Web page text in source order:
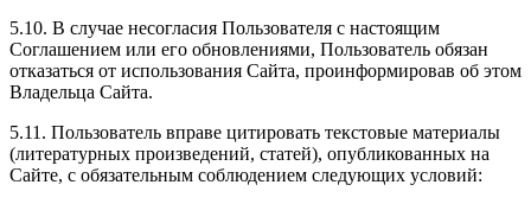
5.10. В случае несогласия Пользователя с настоящим
Соглашением или его обновлениями, Пользователь обязан
отказаться от использования Сайта, проинформировав об этом
Владельца Сайта.
5.11. Пользователь вправе цитировать текстовые материалы
(литературных произведений, статей), опубликованных на
Сайте, с обязательным соблюдением следующих условий: